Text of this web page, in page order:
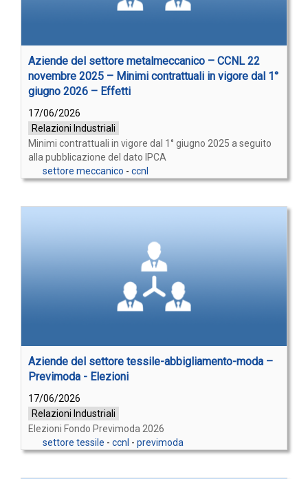
Aziende del settore metalmeccanico – CCNL 22
novembre 2025 – Minimi contrattuali in vigore dal 1°
giugno 2026 – Effetti
17/06/2026
Relazioni Industriali
Minimi contrattuali in vigore dal 1° giugno 2025 a seguito
alla pubblicazione del dato IPCA
settore meccanico - ccnl
Aziende del settore tessile-abbigliamento-moda –
Previmoda - Elezioni
17/06/2026
Relazioni Industriali
Elezioni Fondo Previmoda 2026
settore tessile - ccnl - previmoda